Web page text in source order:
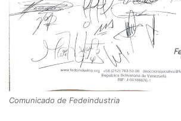
Comunicado de Fedeindustria